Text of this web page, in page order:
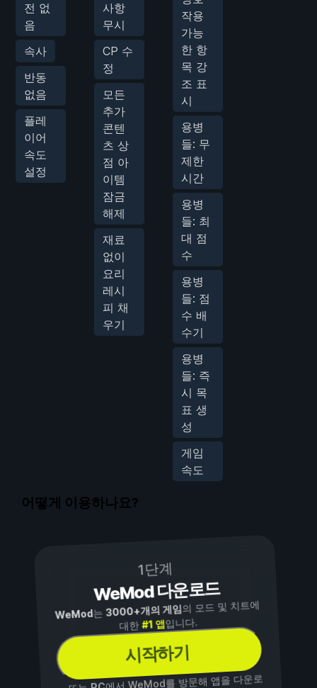
전 없
음
속사
반동
없음
플레
이어
속도
설정
사항
무시
CP 수
정
모든
추가
콘텐
츠 상
점 아
이템
잠금
해제
재료
없이
요리
레시
피 채
우기
작용
가능
한 항
목 강
조 표
시
용병
들: 무
제한
시간
용병
들: 최
대 점
수
용병
들: 점
수 배
수기
용병
들: 즉
시 목
표 생
성
게임
속도
어떻게 이용하나요?
1단계
WeMod 다운로드
WeMod는3000+개의 게임의 모드 및 치트에
대한#1 앱입니다.
시작하기
에서 WeMod를 방문해 앱을 다운로